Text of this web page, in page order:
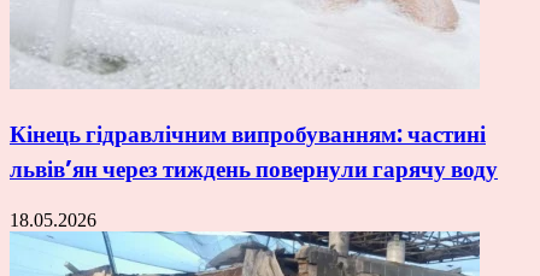
Кінець гідравлічним випробуванням: частині
львів’ян через тиждень повернули гарячу воду
18.05.2026